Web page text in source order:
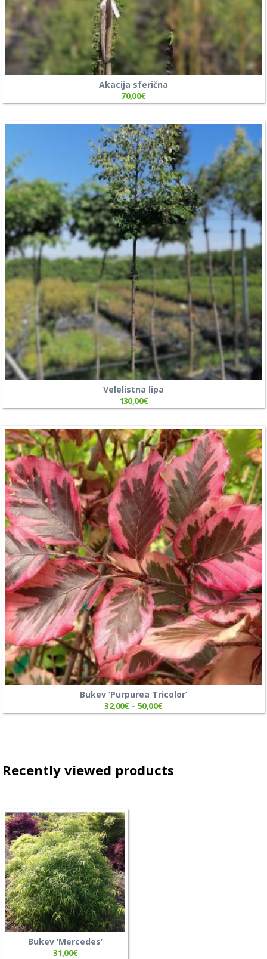
Akacija sferična
70,00€
Velelistna lipa
130,00€
Bukev ‘Purpurea Tricolor’
32,00€–50,00€
Recently viewed products
Bukev ‘Mercedes’
31,00€